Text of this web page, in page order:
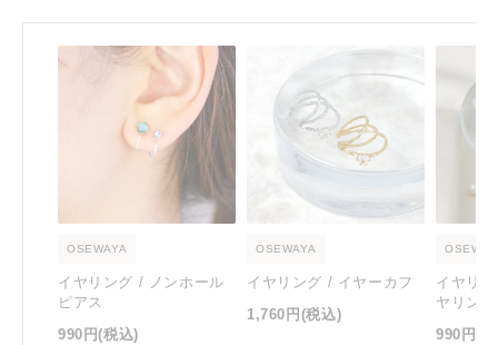
OSEWAYA
イヤリング / ノンホール
ピアス
990円(税込)
OSEWAYA
イヤリング / イヤーカフ
1,760円 (税込)
イヤリ
ヤリング
990円